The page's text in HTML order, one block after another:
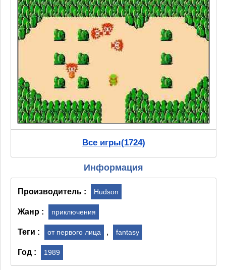
Все игры(1724)
Информация
Производитель : Hudson
Жанр : приключения
Теги : от первого лица , fantasy
Год : 1989